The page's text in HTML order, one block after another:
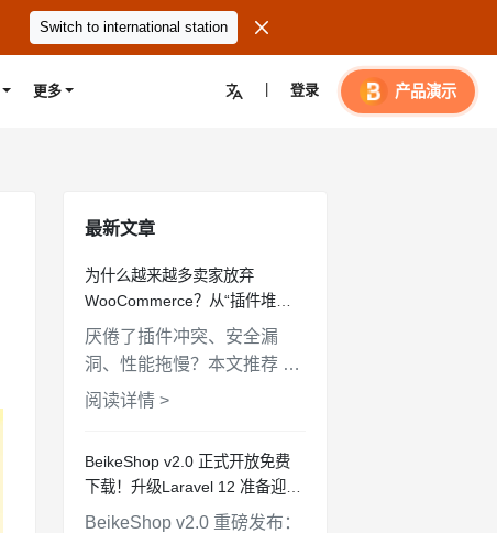
Switch to international station 
更多  登录 产品演示
最新文章
为什么越来越多卖家放弃
WooCommerce？从“插件堆砌”
到“原生内置”的系统大盘点
厌倦了插件冲突、安全漏
洞、性能拖慢？本文推荐 4
个核心功能内置、不依赖插
全。
阅读详情 >
BeikeShop v2.0 正式开放免费
下载！升级Laravel 12 准备迎接
AI时代！
BeikeShop v2.0 重磅发布：